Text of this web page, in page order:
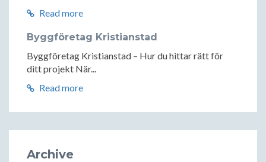
Read more
Byggföretag Kristianstad
Byggföretag Kristianstad – Hur du hittar rätt för
ditt projekt När...
Read more
Archive